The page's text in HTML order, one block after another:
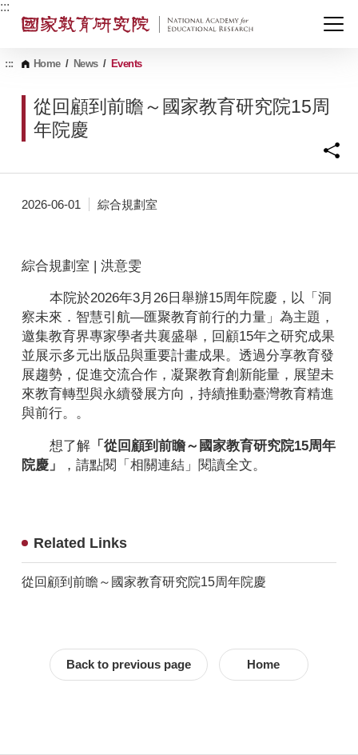
G
C
:::
::: Home / News / Events
從回顧到前瞻～國家教育研究院15周
年院慶
2026-06-01 綜合規劃室
綜合規劃室 | 洪意雯
本院於2026年3月26日舉辦15周年院慶，以「洞
察未來．智慧引航—匯聚教育前行的力量」為主題，
邀集教育界專家學者共襄盛舉，回顧15年之研究成果
並展示多元出版品與重要計畫成果。透過分享教育發
展趨勢，促進交流合作，凝聚教育創新能量，展望未
來教育轉型與永續發展方向，持續推動臺灣教育精進
與前行。。
想了解「從回顧到前瞻～國家教育研究院15周年
院慶」
，請點閱「相關連結」閱讀全文。
Related Links
從回顧到前瞻～國家教育研究院15周年院慶
Back to previous page Home